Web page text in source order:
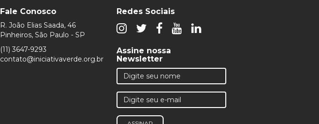
Fale Conosco
R. João Elias Saada, 46
Pinheiros, São Paulo - SP
(11) 3647-9293
contato@iniciativaverde.org.br
Redes Sociais
Assine nossa
Newsletter